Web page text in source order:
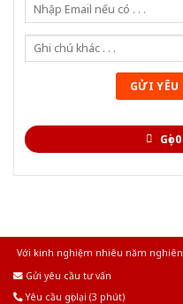
Gọi
Với kinh nghiệm nhiêu năm
Gửi yêu cầu tư vấn
Yêu cầu gọi lại (3 phút)